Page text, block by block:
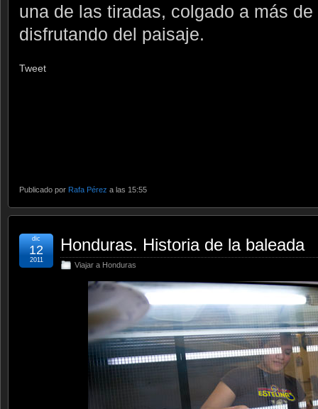
una de las tiradas, colgado a más
disfrutando del paisaje.
Tweet
Publicado por Rafa Pérez a las 15:55
Honduras. Historia de la baleada
Viajar a Honduras
dic
12
2011